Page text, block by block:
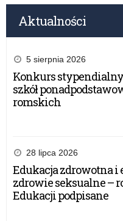
Aktualności
5 sierpnia 2026
Konkurs
szkół
romskich
28 lipca 2026
Edukacja zdrowotna i
zdrowie seksualne –
Edukacji podpisane